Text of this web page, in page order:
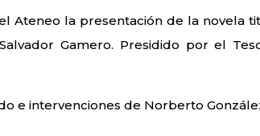
Ateneo la presentación de la novela
Gamero. Presidido por el
e intervenciones de Norberto